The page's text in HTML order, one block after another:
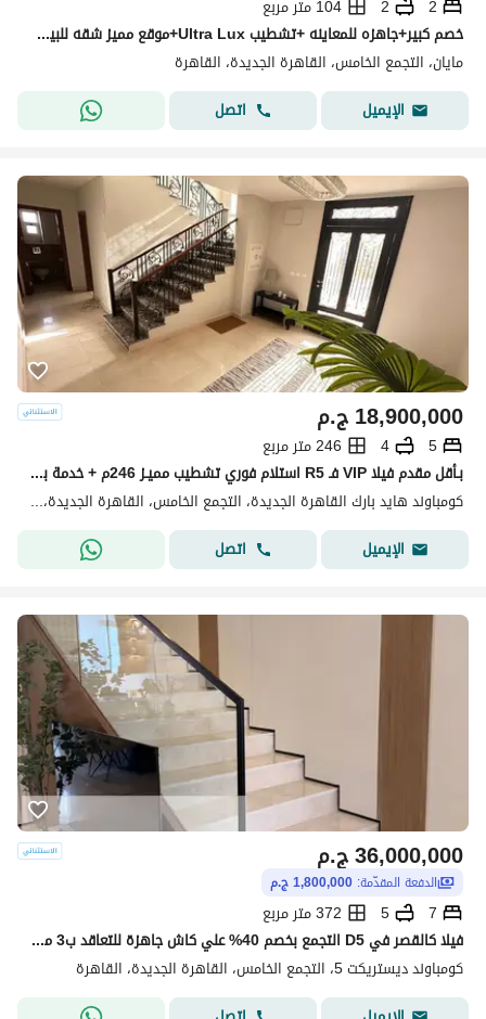
2
2
104 متر مربع
خصم كبير+جاهزه للمعاينه +تشطيب Ultra Lux+موقع مميز شقه للبيع في كمبوند مايان التجمع الخامس بين سوان ليك حسن علام و LMD دقايق من HYDE PARK & MIVIDA
مايان، التجمع الخامس، القاهرة الجديدة، القاهرة
الإيميل
اتصل
ج.م18,900,000
5
4
246 متر مربع
بـأقل مقدم فيلا VIP فـ R5 استلام فوري تشطيب مميـز 246م + خدمة بعد البيع من Hyde Park للبيع في القاهرة الجديدة New Cairo
كومباوند هايد بارك القاهرة الجديدة، التجمع الخامس، القاهرة الجديدة، القاهرة
الإيميل
اتصل
ج.م36,000,000
الدفعة المقدّمة: 1,800,000 ج.م
7
5
372 متر مربع
فيلا كالقصر في D5 التجمع بخصم 40% علي كاش جاهزة للتعاقد ب3 مليون
كومباوند ديستريكت 5، التجمع الخامس، القاهرة الجديدة، القاهرة